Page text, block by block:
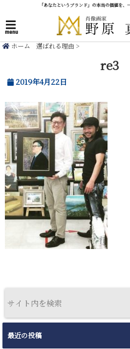
「あなたというブランド」の本当の価値を
menu
ホーム 選ばれる理由 >
re3
2019年4月22日
最近の投稿